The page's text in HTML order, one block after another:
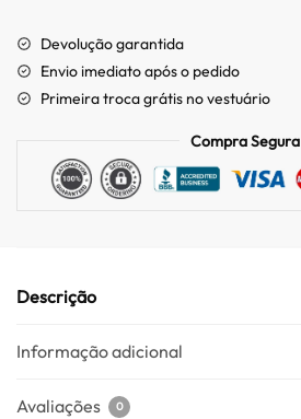
Devolução garantida
Envio imediato após o pedido
Primeira troca grátis no vestuário
Compra Segura
Descrição
Informação adicional
Avaliações 0